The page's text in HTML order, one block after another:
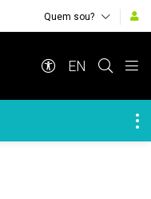
Quem sou?
EN